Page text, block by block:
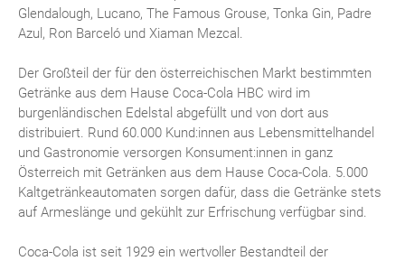
Glendalough, Lucano, The Famous Grouse, Tonka Gin, Padre
Azul, Ron Barceló und Xiaman Mezcal.
Der Großteil der für den österreichischen Markt bestimmten
Getränke aus dem Hause Coca-Cola HBC wird im
burgenländischen Edelstal abgefüllt und von dort aus
distribuiert. Rund 60.000 Kund:innen aus Lebensmittelhandel
und Gastronomie versorgen Konsument:innen in ganz
Österreich mit Getränken aus dem Hause Coca-Cola. 5.000
Kaltgetränkeautomaten sorgen dafür, dass die Getränke stets
auf Armeslänge und gekühlt zur Erfrischung verfügbar sind.
Coca-Cola ist seit 1929 ein wertvoller Bestandteil der